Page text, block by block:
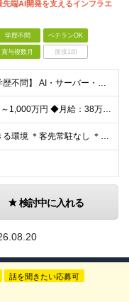
先端AI開発を支えるインフラエ
学歴不問 ベテランOK
賞与複数月 面接1回
【業種未経験歓迎／学歴不問】 AI・サーバー・インフラ技術に興味があり、 先端領域に挑戦したい方を歓迎します！ 【必須条件】 下記いずれかの経験がある方 ◆サーバーエンジニア経験がある方 ◆Linu
＊予定年収：600万円～1,000万円 ◆月給：38万8020円～64万6800円（固定残業代含む） ※固定残業代は月20時間分として、月額52,080円～86,800円を月給に含む。 ※上記を超える
＊自社開発に専念できる環境 ＊客先常駐なし ＊数千万円～数億円規模の最新機材が並ぶラボのようなオフィス環境 【東京本社】 東京都中央区晴海1-8-12 晴海アイランド トリトンスクエア オフィスタワ
検討中に入れる
話を聞きたい応募可